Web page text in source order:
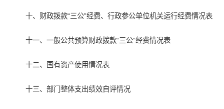
十、财政拨款“三公”经费、行政参公单位机关运行经费情况表
十一、一般公共预算财政拨款“三公”经费情况表
十二、国有资产使用情况表
十三、部门整体支出绩效自评情况